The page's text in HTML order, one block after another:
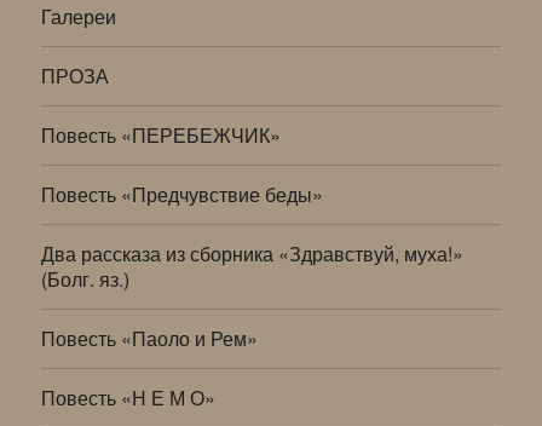
Галереи
ПРОЗА
Повесть «ПЕРЕБЕЖЧИК»
Повесть «Предчувствие беды»
Два рассказа из сборника «Здравствуй, муха!»
(Болг. яз.)
Повесть «Паоло и Рем»
Повесть «Н Е М О»